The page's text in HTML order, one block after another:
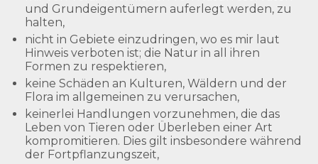
und Grundeigentümern auferlegt werden, zu
halten,
nicht in Gebiete einzudringen, wo es mir laut
Hinweis verboten ist; die Natur in all ihren
Formen zu respektieren,
keine Schäden an Kulturen, Wäldern und der
Flora im allgemeinen zu verursachen,
keinerlei Handlungen vorzunehmen, die das
Leben von Tieren oder Überleben einer Art
kompromitieren. Dies gilt insbesondere während
der Fortpflanzungszeit,